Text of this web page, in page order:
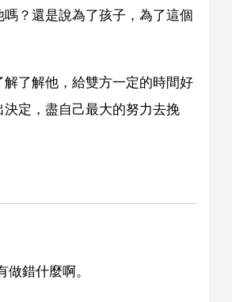
？還是說為了孩子，為了這個
了解他，給雙方一定的時間好
定，盡自己最大的努力去挽
錯什麼啊。